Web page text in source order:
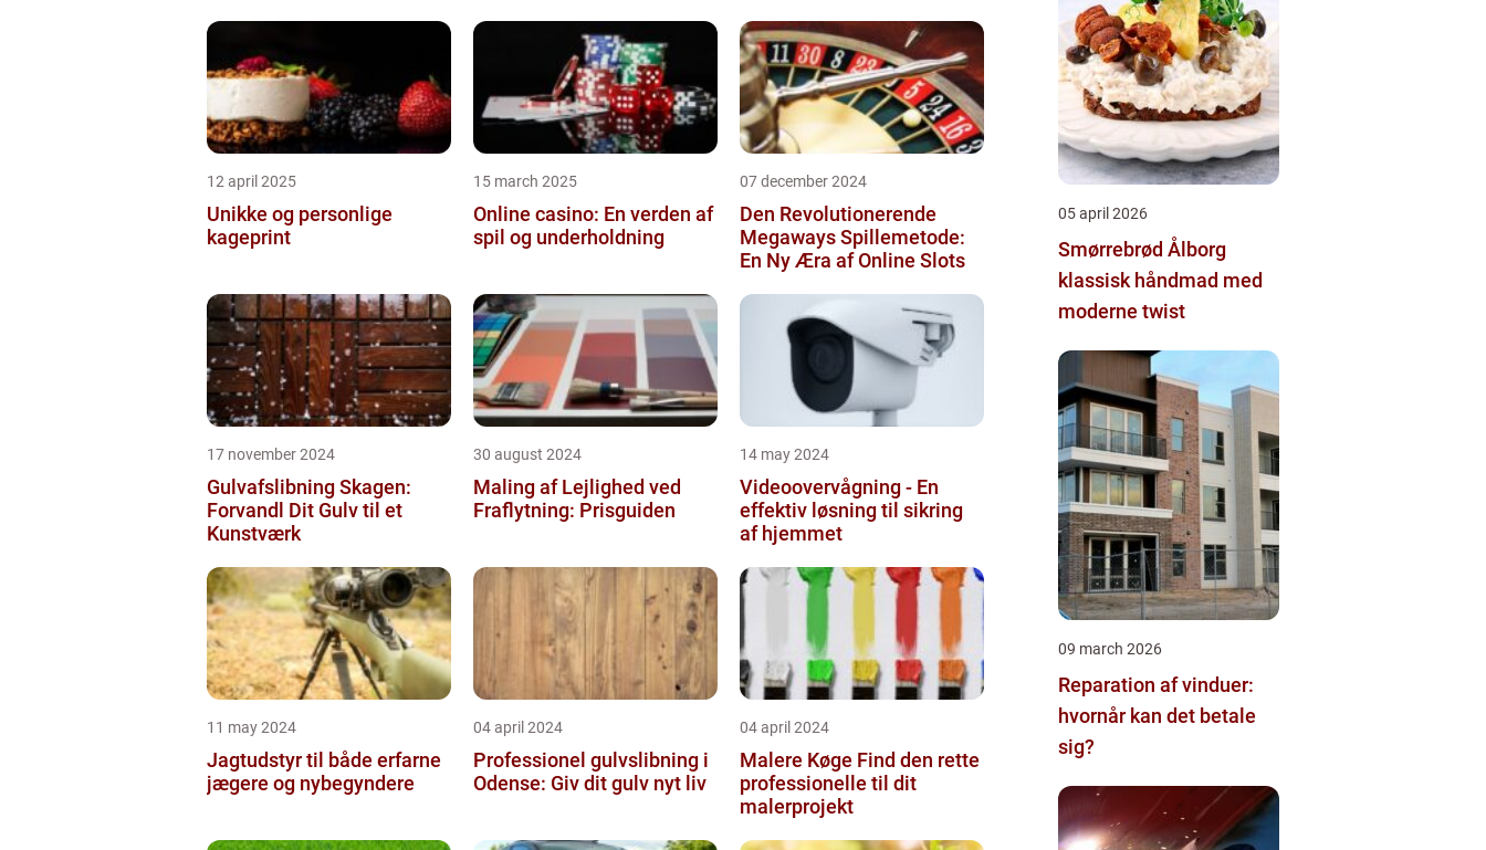
12 april 2025
Unikke og personlige
kageprint
15 march 2025
Online casino: En verden af
spil og underholdning
07 december 2024
Den Revolutionerende
Megaways Spillemetode:
En Ny Æra af Online Slots
17 november 2024
Gulvafslibning Skagen:
Forvandl Dit Gulv til et
Kunstværk
30 august 2024
Maling af Lejlighed ved
Fraflytning: Prisguiden
14 may 2024
Videoovervågning - En
effektiv løsning til sikring
af hjemmet
11 may 2024
Jagtudstyr til både erfarne
jægere og nybegyndere
04 april 2024
Professionel gulvslibning i
Odense: Giv dit gulv nyt liv
04 april 2024
Malere Køge Find den rette
professionelle til dit
malerprojekt
05 april 2026
Smørrebrød Ålborg
klassisk håndmad med
moderne twist
09 march 2026
Reparation af vinduer:
hvornår kan det betale
sig?